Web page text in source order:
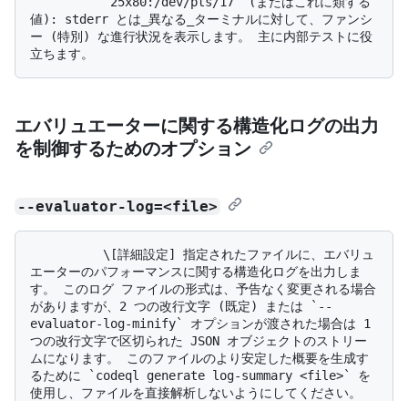
値): stderr とは_異なる_ターミナルに対して、ファンシ
ー (特別) な進行状況を表示します。 主に内部テストに役
エバリュエーターに関する構造化ログの出力
を制御するためのオプション
--evaluator-log=<file>
エーターのパフォーマンスに関する構造化ログを出力しま
す。 このログ ファイルの形式は、予告なく変更される場合
がありますが、2 つの改行文字 (既定) または `--
evaluator-log-minify` オプションが渡された場合は 1
つの改行文字で区切られた JSON オブジェクトのストリー
ムになります。 このファイルのより安定した概要を生成す
るために `codeql generate log-summary <file>` を
使用し、ファイルを直接解析しないようにしてください。